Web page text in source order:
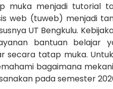
muka menjadi tutorial
web (tuweb) menjadi
UT Bengkulu.
bantuan belajar
secara tatap muka.
bagaimana
pada semester